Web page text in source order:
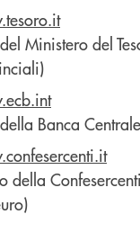
Ministero del
Banca
della